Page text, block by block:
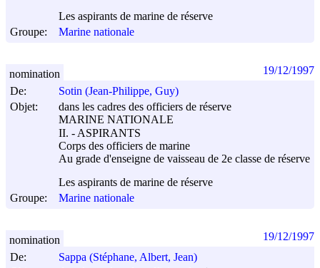
Les aspirants de marine de réserve
Groupe:
Marine nationale
De:
Sotin (Jean-Philippe, Guy)
Objet:
dans les cadres des officiers de réserve
MARINE NATIONALE
II. - ASPIRANTS
Corps des officiers de marine
Au grade d'enseigne de vaisseau de 2e classe de réserve
Les aspirants de marine de réserve
Groupe:
Marine nationale
nomination 19/12/1997
De:
Sappa (Stéphane, Albert, Jean)
nomination 19/12/1997